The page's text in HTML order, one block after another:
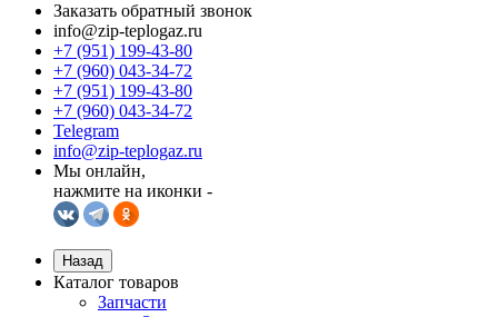
Заказать обратный звонок
info@zip-teplogaz.ru
+7 (951) 199-43-80
+7 (960) 043-34-72
+7 (951) 199-43-80
+7 (960) 043-34-72
Telegram
info@zip-teplogaz.ru
Мы онлайн,
нажмите на иконки -
Назад
Каталог товаров
Запчасти